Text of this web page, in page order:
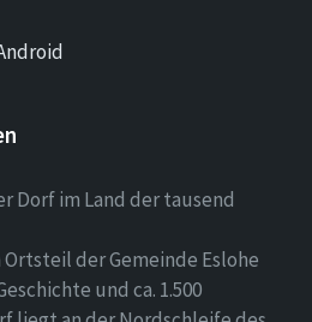
Dorf im Land der tausend
der Gemeinde Eslohe
und ca. 1.500